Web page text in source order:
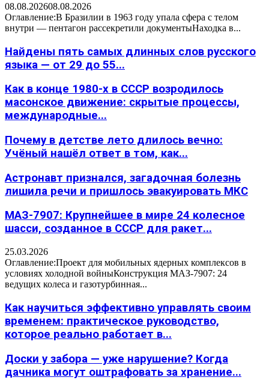
08.08.202608.08.2026
Оглавление:В Бразилии в 1963 году упала сфера с телом
внутри — пентагон рассекретили документыНаходка в...
Найдены пять самых длинных слов русского
языка — от 29 до 55...
Как в конце 1980-х в СССР возродилось
масонское движение: скрытые процессы,
международные...
Почему в детстве лето длилось вечно:
Учёный нашёл ответ в том, как...
Астронавт признался, загадочная болезнь
лишила речи и пришлось эвакуировать МКС
МАЗ-7907: Крупнейшее в мире 24 колесное
шасси, созданное в СССР для ракет...
25.03.2026
Оглавление:Проект для мобильных ядерных комплексов в
условиях холодной войныКонструкция МАЗ-7907: 24
ведущих колеса и газотурбинная...
Как научиться эффективно управлять своим
временем: практическое руководство,
которое реально работает в...
Доски у забора — уже нарушение? Когда
дачника могут оштрафовать за хранение...